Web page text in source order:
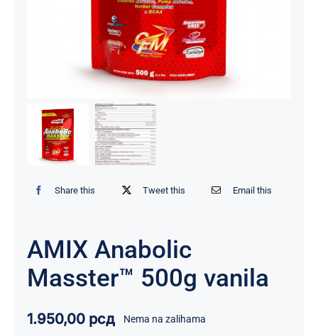
Share this Tweet this Email this
AMIX Anabolic
Masster™ 500g vanila
1.950,00 рсд Nema na zalihama